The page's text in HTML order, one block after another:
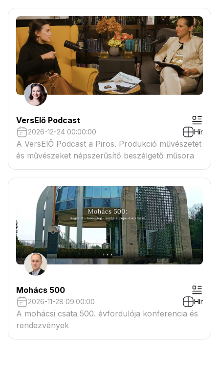
VersElő Podcast
2026-12-24 00:00:00 Hír
A VersElŐ Podcast a Piros. Produkció művészetet
és művészeket népszerűsítő beszélgető műsora
Mohács 500
2026-11-28 09:00:00 Hír
A mohácsi csata 500. évfordulója konferencia és
rendezvények